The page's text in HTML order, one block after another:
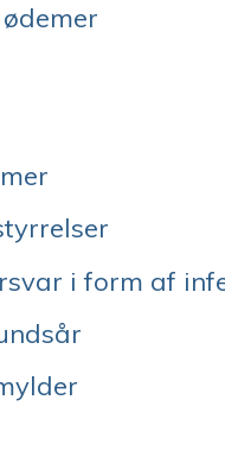
i form af